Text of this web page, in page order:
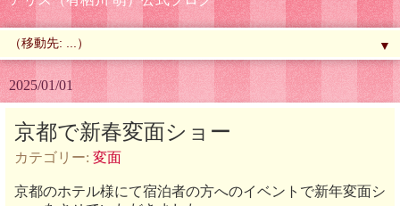
▼
2025/01/01
京都で新春変面ショー
カテゴリー: 変面
京都のホテル様にて宿泊者の方へのイベントで新年変面シ